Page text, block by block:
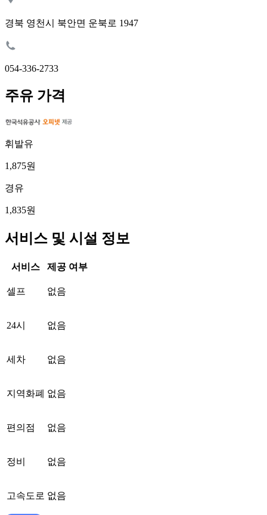
경북 영천시 북안면 운북로 1947
054-336-2733
주유 가격
휘발유
1,875원
경유
1,835원
서비스 및 시설 정보
서비스 제공 여부
셀프 없음
24시 없음
세차 없음
지역화폐 없음
편의점 없음
정비 없음
고속도로 없음